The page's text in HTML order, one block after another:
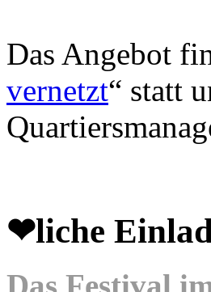
Das Angebot
vernetzt“ statt
❤liche
Das Festival